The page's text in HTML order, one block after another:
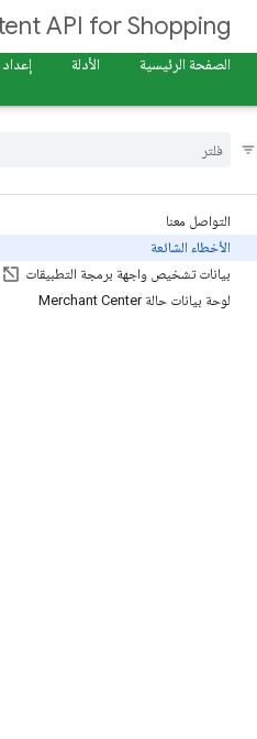
API for Shopping
الصفحة الرئيسية
الأدلة إعداد
التواصل معنا
الأخطاء الشائعة
بيانات تشخيص واجهة برمجة التطبيقات
لوحة بيانات حالة Merchant Center